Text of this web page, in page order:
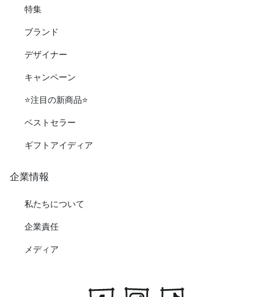
特集
ブランド
デザイナー
キャンペーン
⭐️注目の新商品⭐️
ベストセラー
ギフトアイディア
企業情報
私たちについて
企業責任
メディア